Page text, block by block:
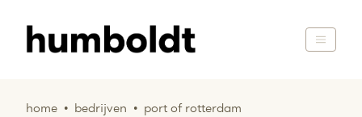
home • bedrijven • port of rotterdam